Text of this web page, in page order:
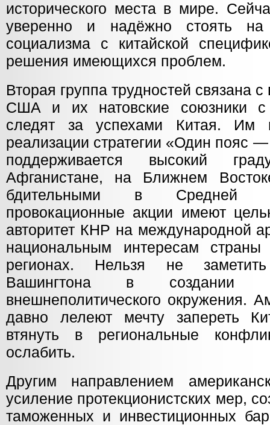
исторического места в мире.
уверенно и надёжно стоять на
социализма с китайской
решения имеющихся проблем.
Вторая группа трудностей связана
США и их натовские союзники с
следят за успехами Китая. Им
реализации стратегии «Один пояс
поддерживается высокий
Афганистане, на Ближнем
бдительными в Средней
провокационные акции имеют
авторитет КНР на международной
национальным интересам
регионах. Нельзя не
Вашингтона в создании
внешнеполитического окружения.
давно лелеют мечту запереть
втянуть в региональные
ослабить.
Другим направлением
усиление протекционистских мер,
таможенных и инвестиционных